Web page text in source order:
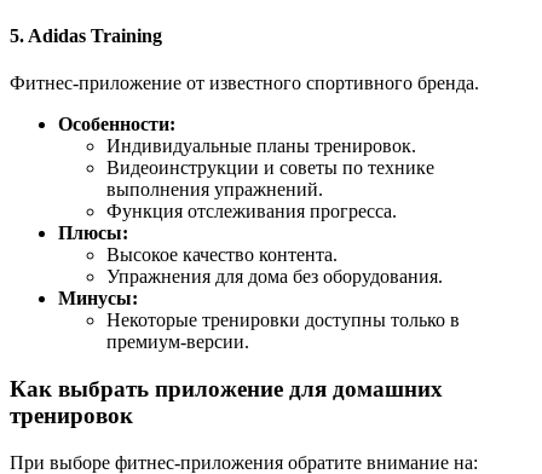
5. Adidas Training
Фитнес-приложение от известного спортивного бренда.
Особенности:
Индивидуальные планы тренировок.
Видеоинструкции и советы по технике
выполнения упражнений.
Функция отслеживания прогресса.
Плюсы:
Высокое качество контента.
Упражнения для дома без оборудования.
Минусы:
Некоторые тренировки доступны только в
премиум-версии.
Как выбрать приложение для домашних
тренировок
При выборе фитнес-приложения обратите внимание на: